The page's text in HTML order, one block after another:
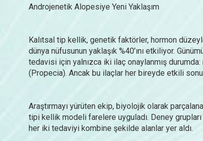
Androjenetik Alopesiye Yeni Yaklaşım
Kalıtsal tip kellik, genetik faktörler, hormon
dünya nüfusunun yaklaşık %40’ını etkiliyor.
tedavisi için yalnızca iki ilaç onaylanmış
(Propecia). Ancak bu ilaçlar her bireyde etkili
Araştırmayı yürüten ekip, biyolojik olarak
tipi kellik modeli farelere uyguladı. Deney
her iki tedaviyi kombine şekilde alanlar yer aldı.